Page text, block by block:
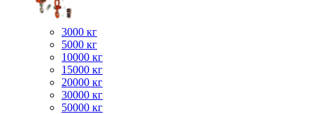
3000 кг
5000 кг
10000 кг
15000 кг
20000 кг
30000 кг
50000 кг